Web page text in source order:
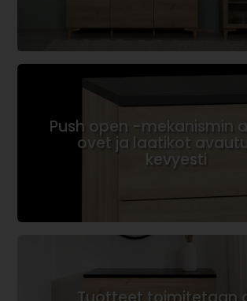
Push open -mekanismin
ovet ja laatikot
kevyesti